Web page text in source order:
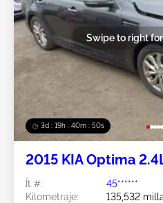
3d : 19h : 40m : 47s
Swipe to right
2015 KIA Optima
Ít #:
45******
Kilometraje:
135,532